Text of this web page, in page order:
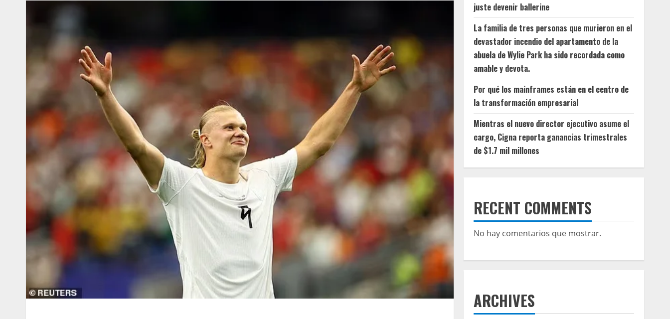
juste devenir ballerine
La familia de tres personas que murieron en el
devastador incendio del apartamento de la
abuela de Wylie Park ha sido recordada como
amable y devota.
Por qué los mainframes están en el centro de
la transformación empresarial
Mientras el nuevo director ejecutivo asume el
cargo, Cigna reporta ganancias trimestrales
de $1.7 mil millones
RECENT COMMENTS
No hay comentarios que mostrar.
ARCHIVES